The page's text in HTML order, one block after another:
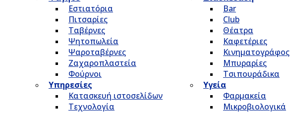
Εστιατόρια
Πιτσαρίες
Ταβέρνες
Ψητοπωλεία
Ψαροταβέρνες
Ζαχαροπλαστεία
Φούρνοι
Bar
Club
Θέατρα
Καφετέριες
Κινηματογράφος
Μπυραρίες
Τσιπουράδικα
Υπηρεσίες
Κατασκευή ιστοσελίδων
Τεχνολογία
Υγεία
Φαρμακεία
Μικροβιολογικά